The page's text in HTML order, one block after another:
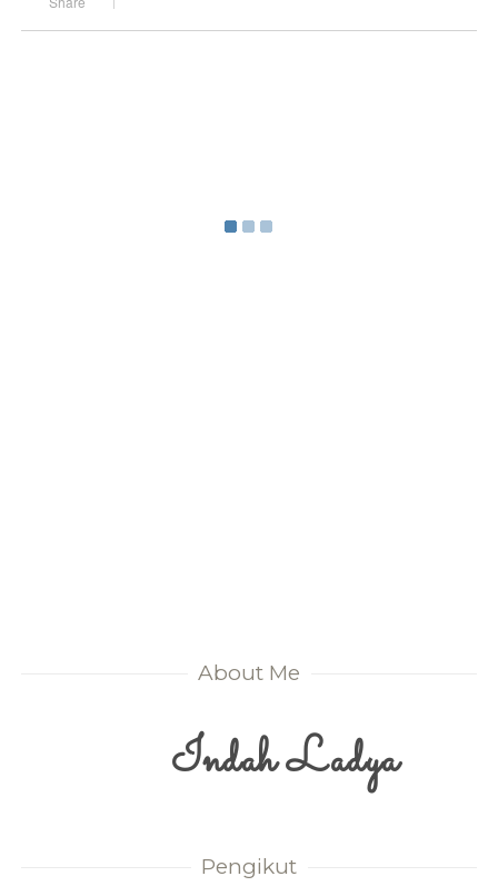
About Me
Indah Ladya
Pengikut